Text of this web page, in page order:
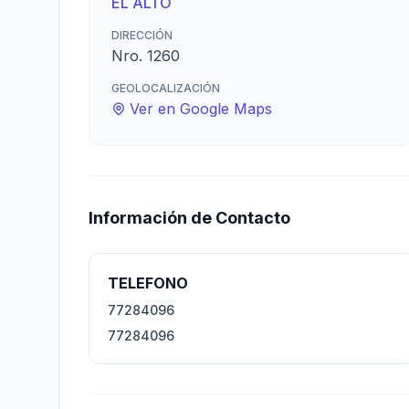
DIRECCIÓN
Nro. 1260
GEOLOCALIZACIÓN
Ver en Google Maps
Información de Contacto
TELEFONO
77284096
77284096